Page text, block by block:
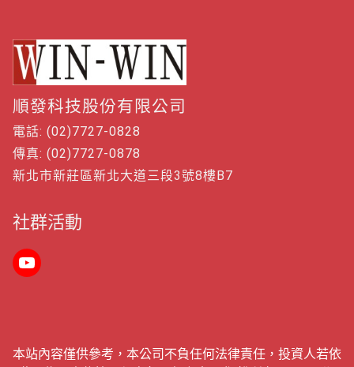
順發科技股份有限公司
電話: (02)7727-0828
傳真: (02)7727-0878
新北市新莊區新北大道三段3號8樓B7
社群活動
本站內容僅供參考，本公司不負任何法律責任，投資人若依